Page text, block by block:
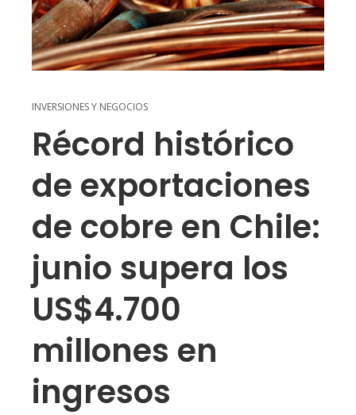
INVERSIONES Y NEGOCIOS
Récord histórico
de exportaciones
de cobre en Chile:
junio supera los
US$4.700
millones en
ingresos